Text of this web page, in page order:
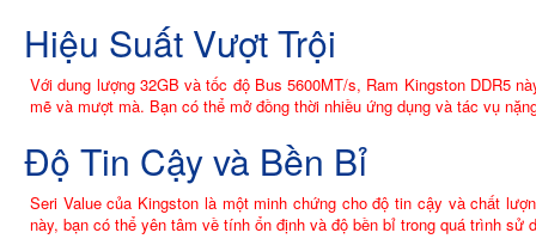
Hiệu Suất Vượt Trội
Với dung lượng 32GB và tốc độ Bus 5600MT/s, Ram Kingston DDR5
mẽ và mượt mà. Bạn có thể mở đồng thời nhiều ứng dụng và tác vụ
Độ Tin Cậy và Bền Bỉ
Seri Value của Kingston là một minh chứng cho độ tin cậy và chất
này, bạn có thể yên tâm về tính ổn định và độ bền bỉ trong quá trình sử